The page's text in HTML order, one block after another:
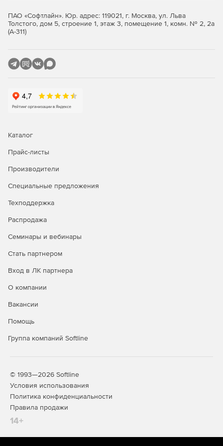
логистических услуг.
Одновременная систематизированная работа
Гибкое распределение прав и полномочий
пользователей.
Печать заявок на фирменном бланке.
Выгрузка счетов, счетов-фактур, актов выполненных
оказания услуг (отчет для клиента) и других
бухгалтерских документов.
Пакетная выгрузка всех необходимых бухгалтерских
Выгрузка настраиваемых сводных отчетов (разбивка
по неделям и месяцам).
заданным критериям отбора.
Своевременные напоминания о неоплаченных
заказах, рассылка сообщений о задолженностях.
ПАО «Софтлайн». Юр. адрес: 119021, г. Москва, ул. Льва
Толстого, дом 5, строение 1, этаж 3, помещение 1, комн. № 2, 2а
(А-311)
Каталог
Прайс-листы
Производители
Специальные предложения
Техподдержка
Распродажа
Семинары и вебинары
Стать партнером
Вход в ЛК партнера
О компании
Вакансии
Помощь
Группа компаний Softline
© 1993—2026 Softline
Условия использования
Политика конфиденциальности
Правила продажи
14+